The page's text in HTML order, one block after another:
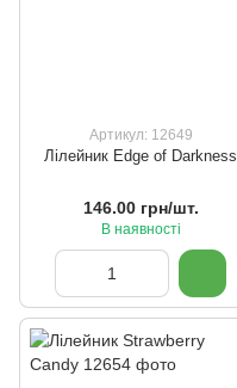
Артикул: 12649
Лілейник Edge of Darkness
146.00 грн/шт.
В наявності